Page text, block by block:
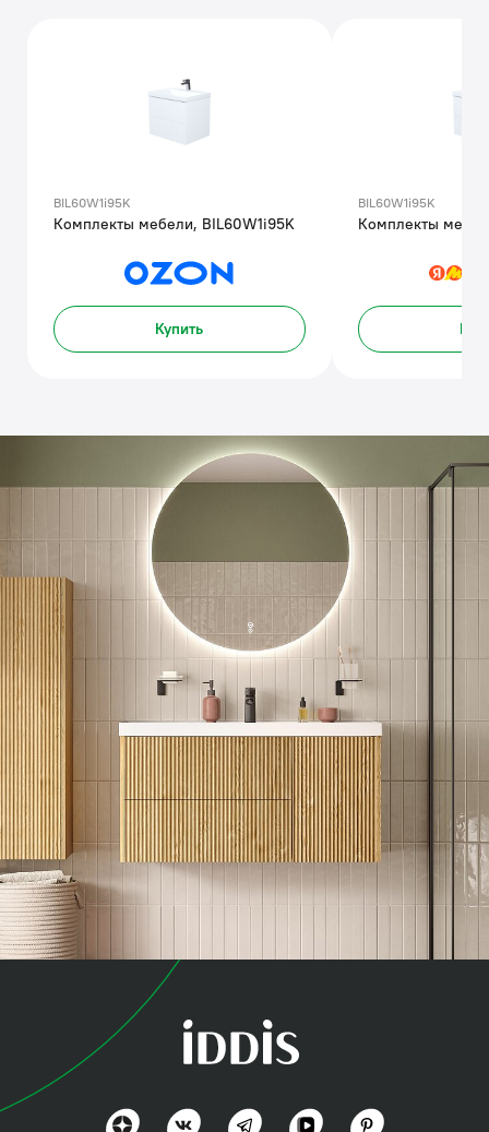
BIL60W1i95K
Комплекты мебели, BIL60W1i95K
Купить
BIL60W1i95K
Комплекты
Билд (Bild)